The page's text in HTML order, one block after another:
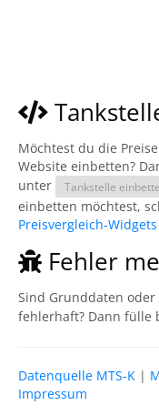
Möchtest du die
Website einbetten?
unter
Tankstelle
einbetten möchtest,
Preisvergleich-Widgets
Fehler
Sind Grunddaten
fehlerhaft? Dann fülle
Datenquelle MTS-K |
Impressum